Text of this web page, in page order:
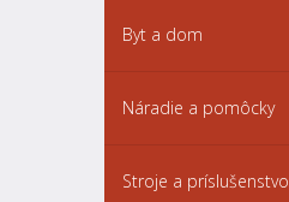
Byt a dom
Náradie a pomôcky
Stroje a príslušenstvo